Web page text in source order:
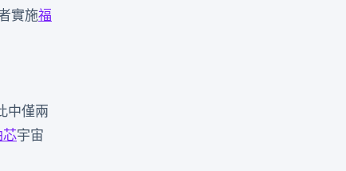
實施福
中僅兩
芯宇宙